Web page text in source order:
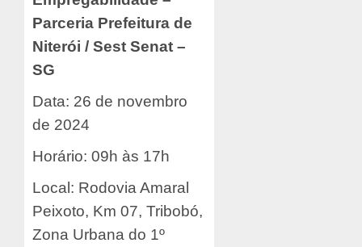
Parceria Prefeitura de
Niterói / Sest Senat –
SG
Data: 26 de novembro
de 2024
Horário: 09h às 17h
Local: Rodovia Amaral
Peixoto, Km 07, Tribobó,
Zona Urbana do 1º